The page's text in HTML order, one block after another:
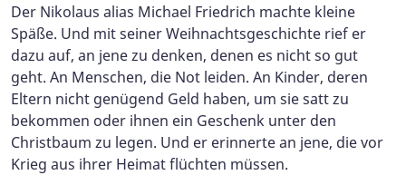
Der Nikolaus alias Michael Friedrich machte kleine
Späße. Und mit seiner Weihnachtsgeschichte rief er
dazu auf, an jene zu denken, denen es nicht so gut
geht. An Menschen, die Not leiden. An Kinder, deren
Eltern nicht genügend Geld haben, um sie satt zu
bekommen oder ihnen ein Geschenk unter den
Christbaum zu legen. Und er erinnerte an jene, die vor
Krieg aus ihrer Heimat flüchten müssen.